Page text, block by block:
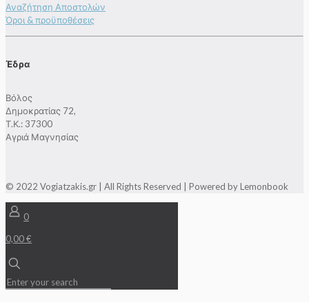
Αναζήτηση Αποστολών
Όροι & προϋποθέσεις
Έδρα
Βόλος
Δημοκρατίας 72,
Τ.Κ.: 37300
Αγριά Μαγνησίας
© 2022 Vogiatzakis.gr | All Rights Reserved | Powered by Lemonbook
0
0,00 €